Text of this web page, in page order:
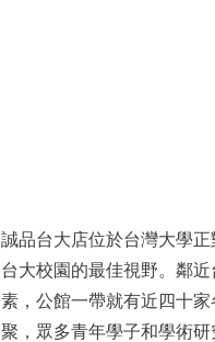
誠品台大店位於台灣大學
台大校園的最佳視野。鄰
素，公館一帶就有近四十
聚，眾多青年學子和學術